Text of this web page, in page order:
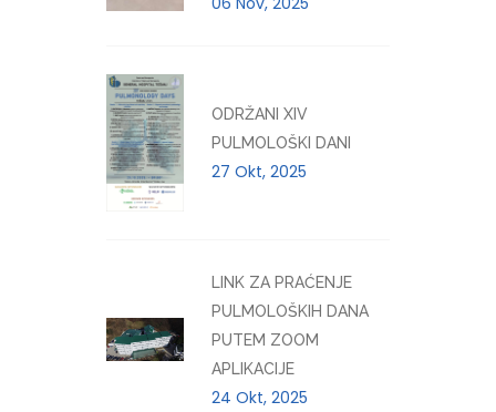
ODRŽANI XIV
PULMOLOŠKI DANI
27 Okt, 2025
LINK ZA PRAĆENJE
PULMOLOŠKIH DANA
PUTEM ZOOM
APLIKACIJE
24 Okt, 2025